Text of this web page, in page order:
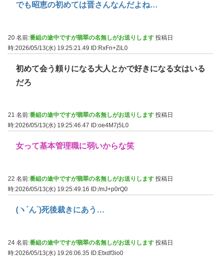
でも昭恵の初めては晋さんなんだよね…
20 名前:番組の途中ですが翡翠の名無しがお送りします 投稿日
時:2026/05/13(水) 19:25:21.49 ID:RxFn+ZiL0
初めて会う頼りになる大人とかで好きになる女はいる
だろ
21 名前:番組の途中ですが翡翠の名無しがお送りします 投稿日
時:2026/05/13(水) 19:25:46.47
ID:oe4M7j5L0
女って基本管理職に弱いからな笑
22 名前:番組の途中ですが翡翠の名無しがお送りします 投稿日
時:2026/05/13(水) 19:25:49.16
ID:/mJ+p0rQ0
(ヽ´ん`)死後裁きにあう…
24 名前:番組の途中ですが翡翠の名無しがお送りします 投稿日
時:2026/05/13(水) 19:26:06.35 ID:Etxdf3io0